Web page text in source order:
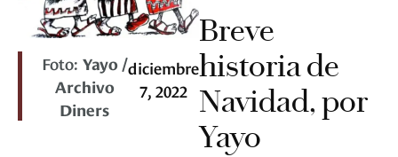
Foto:Yayo /
Archivo
Diners
diciembre
7, 2022
Breve
historia de
Navidad, por
Yayo